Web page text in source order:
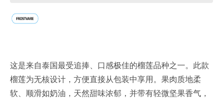
这是来自泰国最受追捧、口感极佳的榴莲品种之一。此款
榴莲为无核设计，方便直接从包装中享用。果肉质地柔
软、顺滑如奶油，天然甜味浓郁，并带有轻微坚果香气，